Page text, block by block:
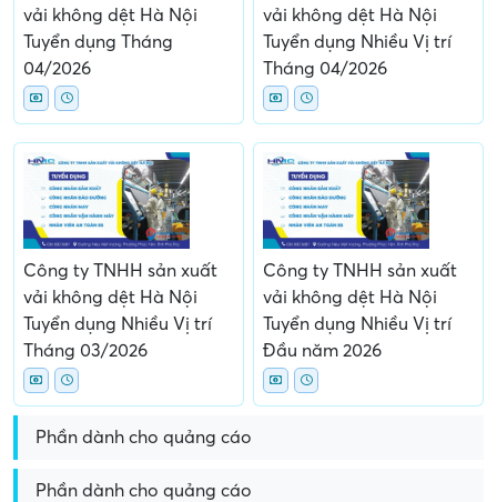
vải không dệt Hà Nội
Tuyển dụng Tháng
04/2026
vải không dệt Hà Nội
Tuyển dụng Nhiều Vị trí
Tháng 04/2026
Công ty TNHH sản xuất
vải không dệt Hà Nội
Tuyển dụng Nhiều Vị trí
Tháng 03/2026
Công ty TNHH sản xuất
vải không dệt Hà Nội
Tuyển dụng Nhiều Vị trí
Đầu năm 2026
Phần dành cho quảng cáo
Phần dành cho quảng cáo